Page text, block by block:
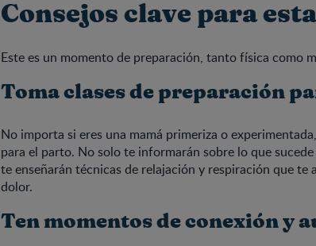
Consejos clave para
Este es un momento de preparación, tanto física como
Toma clases de preparación
No importa si eres una mamá primeriza o
para el parto. No solo te informarán sobre lo que
te enseñarán técnicas de relajación y respiración que te
dolor.
Ten momentos de conexión y